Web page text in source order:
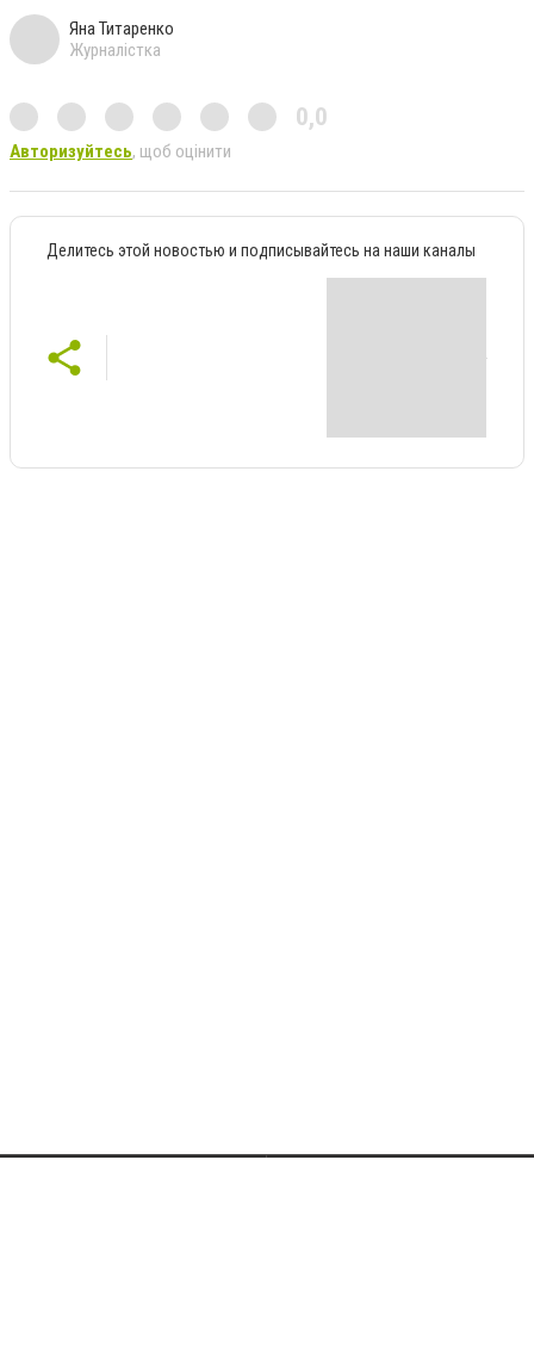
Яна Титаренко
Журналістка
0,0
Авторизуйтесь, щоб оцінити
Делитесь этой новостью и подписывайтесь на наши каналы